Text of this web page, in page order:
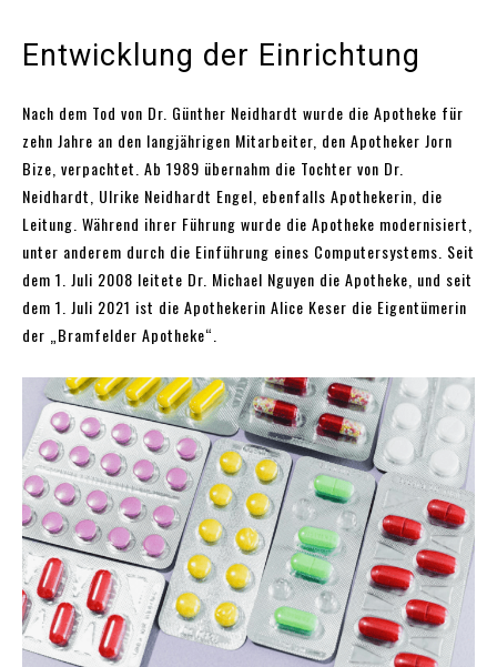
Entwicklung der Einrichtung
Nach dem Tod von Dr. Günther Neidhardt wurde die Apotheke für
zehn Jahre an den langjährigen Mitarbeiter, den Apotheker Jorn
Bize, verpachtet. Ab 1989 übernahm die Tochter von Dr.
Neidhardt, Ulrike Neidhardt Engel, ebenfalls Apothekerin, die
Leitung. Während ihrer Führung wurde die Apotheke modernisiert,
unter anderem durch die Einführung eines Computersystems. Seit
dem 1. Juli 2008 leitete Dr. Michael Nguyen die Apotheke, und seit
dem 1. Juli 2021 ist die Apothekerin Alice Keser die Eigentümerin
der „Bramfelder Apotheke“.